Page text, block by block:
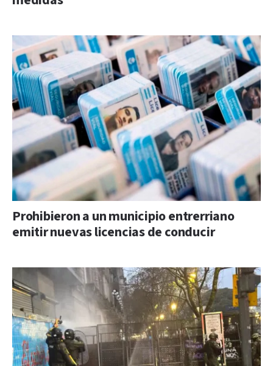
Prohibieron a un municipio entrerriano
emitir nuevas licencias de conducir